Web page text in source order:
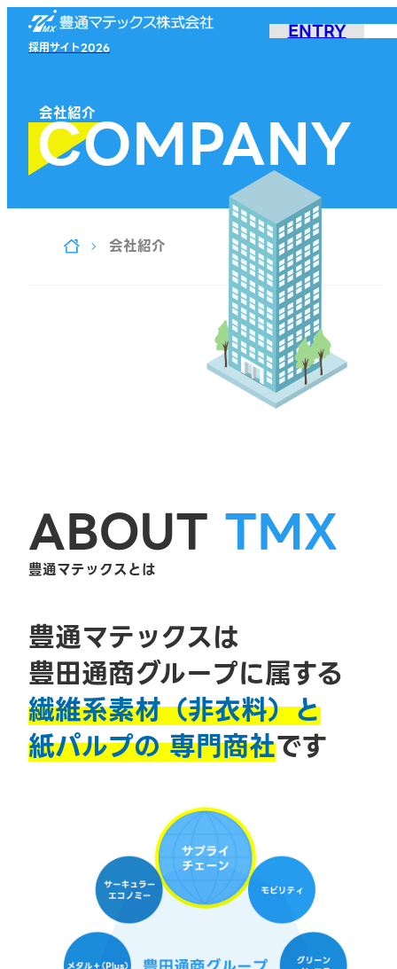
採用サイト2026
ENTRY
会社紹介
COMPANY
会社紹介
ABOUT TMX
豊通マテックスとは
豊通マテックスは
豊田通商グループに属する
繊維系素材（非衣料）と
紙パルプの専門商社です